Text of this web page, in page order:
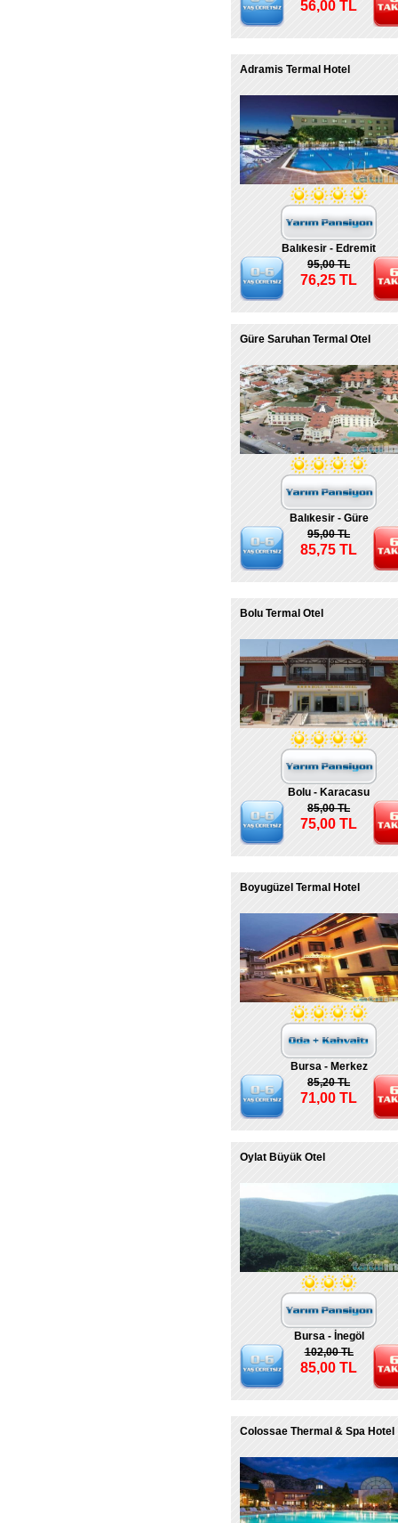
56,00 TL
Adramis Termal Hotel
Balıkesir - Edremit
95,00 TL
76,25 TL
Güre Saruhan Termal Otel
Balıkesir - Güre
95,00 TL
85,75 TL
Bolu Termal Otel
Bolu - Karacasu
85,00 TL
75,00 TL
Boyugüzel Termal Hotel
Bursa - Merkez
85,20 TL
71,00 TL
Oylat Büyük Otel
Bursa - İnegöl
102,00 TL
85,00 TL
Colossae Thermal & Spa Hotel